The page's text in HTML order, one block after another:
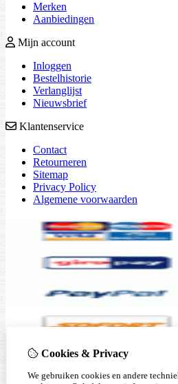
Merken
Aanbiedingen
Mijn account
Inloggen
Bestelhistorie
Verlanglijst
Nieuwsbrief
Klantenservice
Contact
Retourneren
Sitemap
Privacy Policy
Algemene voorwaarden
Cookies & Privacy
We gebruiken cookies en andere